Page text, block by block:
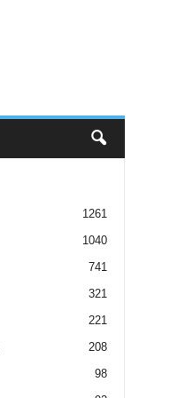
1261
1040
741
321
221
208
98